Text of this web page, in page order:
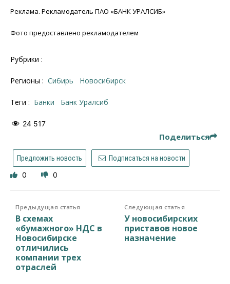
Реклама. Рекламодатель ПАО «БАНК УРАЛСИБ»
Фото предоставлено рекламодателем
Рубрики :
Регионы : Сибирь Новосибирск
Теги : банки Банк Уралсиб
24 517
Поделиться
Предложить новость Подписаться на новости
0 0
Предыдущая статья
В схемах
«бумажного» НДС в
Новосибирске
отличились
компании трех
отраслей
Следующая статья
У новосибирских
приставов новое
назначение